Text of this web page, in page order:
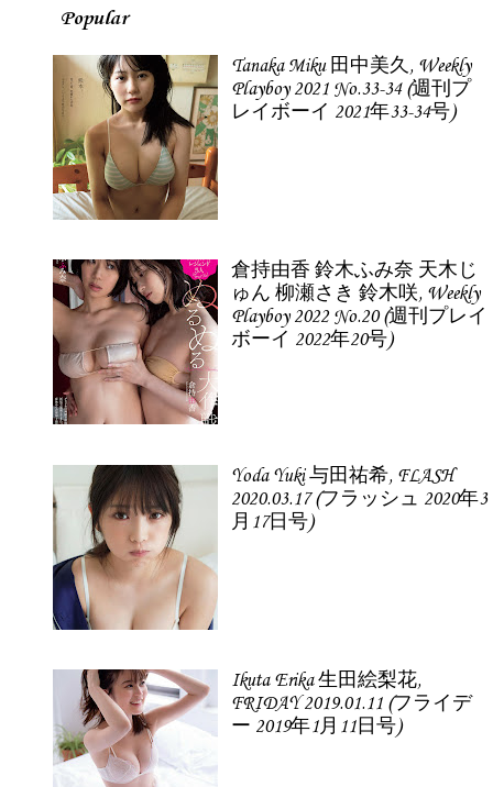
Popular
Tanaka Miku 田中美久, Weekly
Playboy 2021 No.33-34 (週刊プ
レイボーイ 2021年33-34号)
倉持由香 鈴木ふみ奈 天木じ
ゅん 柳瀬さき 鈴木咲, Weekly
Playboy 2022 No.20 (週刊プレイ
ボーイ 2022年20号)
Yoda Yuki 与田祐希, FLASH
2020.03.17 (フラッシュ 2020年3
月17日号)
Ikuta Erika 生田絵梨花,
FRIDAY 2019.01.11 (フライデ
ー 2019年1月11日号)